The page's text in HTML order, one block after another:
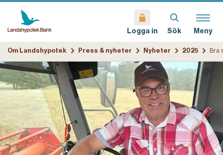
Logga in Sök Meny
Om Landshypotek Press & nyheter Nyheter 2025